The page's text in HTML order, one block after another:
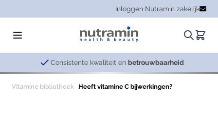
Inloggen Nutramin zakelijk
Zoeken.
Consistente kwaliteit enbetrouwbaarheid
Vitamine bibliotheek Heeft vitamine C bijwerkingen?